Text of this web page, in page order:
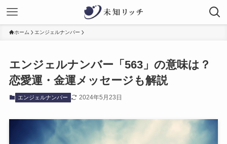
ホーム エンジェルナンバー
エンジェルナンバー「563」の意味は？
恋愛運・金運メッセージも解説
エンジェルナンバー 2024年5月23日